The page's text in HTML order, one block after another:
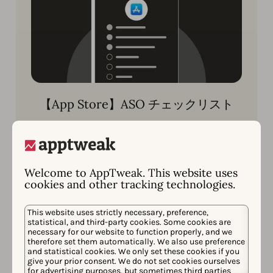
Welcome to AppTweak. This website uses
cookies and other tracking technologies.
This website uses strictly necessary, preference,
statistical, and third-party cookies. Some cookies are
necessary for our website to function properly, and we
therefore set them automatically. We also use preference
and statistical cookies. We only set these cookies if you
give your prior consent. We do not set cookies ourselves
for advertising purposes, but sometimes third parties
【App Store】ASO チェックリスト
アプリ製品ページの各要素を最適化し、App
Storeでのアプリの可視性とダウンロード数を向
今すぐ読む